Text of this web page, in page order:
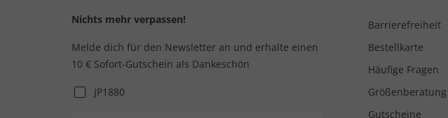
Nichts mehr verpassen!
Melde dich für den Newsletter an und erhalte einen
10 € Sofort-Gutschein als Dankeschön
JP1880
Barrierefreiheit
Bestellkarte
Häufige Fragen
Größenberatung
Gutscheine